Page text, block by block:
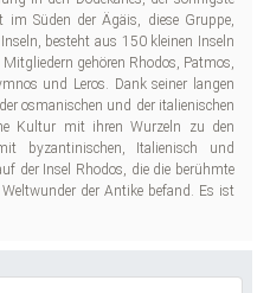
im Süden der Ägäis, diese Gruppe,
besteht aus 150 kleinen Inseln
gehören Rhodos, Patmos,
und Leros. Dank seiner langen
osmanischen und der italienischen
Kultur mit ihren Wurzeln zu den
byzantinischen, Italienisch und
der Insel Rhodos, die die berühmte
der Antike befand. Es ist
Wasser, grüne Täler und
ein idealer Ort für einen